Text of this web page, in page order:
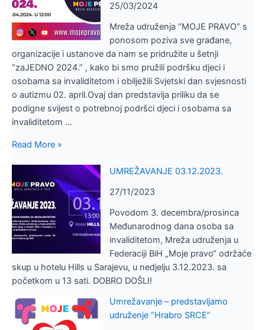
25/03/2024
Mreža udruženja “MOJE PRAVO” s
ponosom poziva sve građane,
organizacije i ustanove da nam se pridružite u šetnji
“zaJEDNO 2024.” , kako bi smo pružili podršku djeci i
osobama sa invaliditetom i obilježili Svjetski dan svjesnosti
o autizmu 02. april.Ovaj dan predstavlja priliku da se
podigne svijest o potrebnoj podršci djeci i osobama sa
invaliditetom …
Read More »
UMREŽAVANJE 03.12.2023.
27/11/2023
Povodom 3. decembra/prosinca
Međunarodnog dana osoba sa
invaliditetom, Mreža udruženja u
Federaciji BiH „Moje pravo“ održaće
skup u hotelu Hills u Sarajevu, u nedjelju 3.12.2023. sa
početkom u 13 sati. DOBRO DOŠLI!
Umrežavanje – predstavljamo
udruženje “Hrabro SRCE”